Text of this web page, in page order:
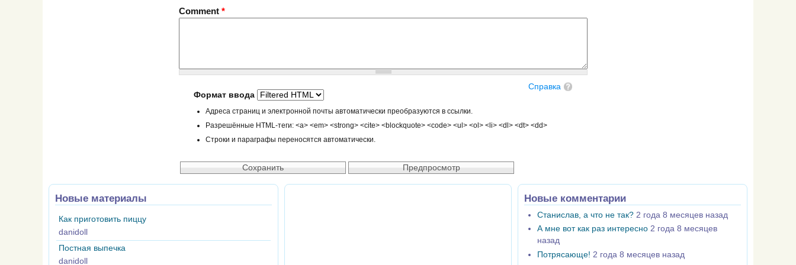
Comment *
Справка
Формат ввода
Адреса страниц и электронной почты автоматически преобразуются в ссылки.
Разрешённые HTML-теги: <a> <em> <strong> <cite> <blockquote> <code> <ul> <ol> <li> <dl> <dt> <dd>
Строки и параграфы переносятся автоматически.
Новые материалы
Как приготовить пиццу
danidoll
Постная выпечка
danidoll
Новые комментарии
Станислав, а что не так? 2 года 8 месяцев назад
А мне вот как раз интересно 2 года 8 месяцев
назад
Потрясающе! 2 года 8 месяцев назад